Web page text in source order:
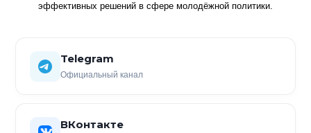
эффективных решений в сфере молодёжной политики.
Telegram
Официальный канал
ВКонтакте